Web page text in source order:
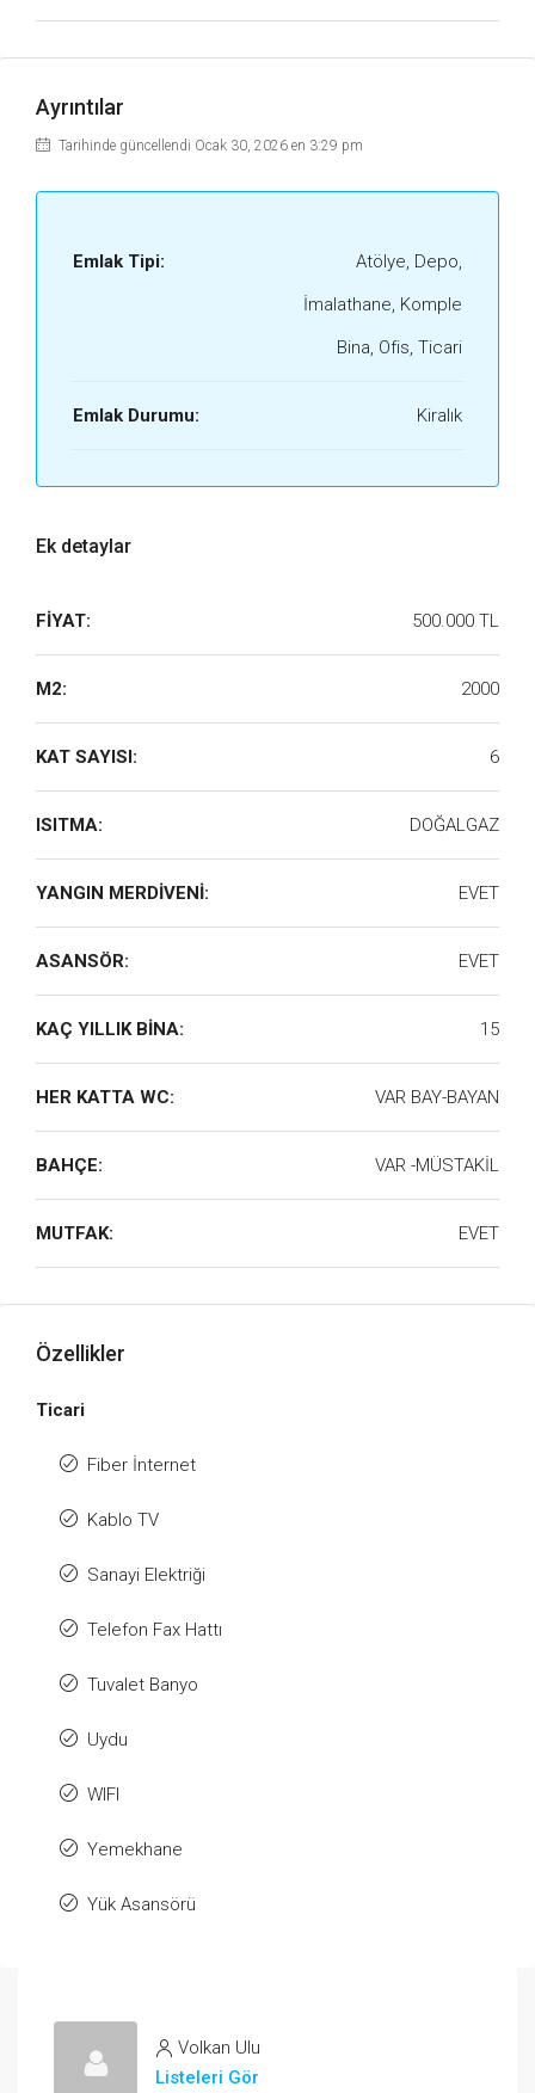
Ayrıntılar
Tarihinde güncellendi Ocak 30, 2026 en 3:29 pm
Emlak Tipi:
Atölye, Depo,
İmalathane, Komple
Bina, Ofis, Ticari
Emlak Durumu: Kiralık
Ek detaylar
FİYAT: 500.000 TL
M2: 2000
KAT SAYISI: 6
ISITMA: DOĞALGAZ
YANGIN MERDİVENİ: EVET
ASANSÖR: EVET
KAÇ YILLIK BİNA: 15
HER KATTA WC: VAR BAY-BAYAN
BAHÇE: VAR -MÜSTAKİL
MUTFAK: EVET
Özellikler
Ticari
Fiber İnternet
Kablo TV
Sanayi Elektriği
Telefon Fax Hattı
Tuvalet Banyo
Uydu
WIFI
Yemekhane
Yük Asansörü
Volkan Ulu
Listeleri Gör